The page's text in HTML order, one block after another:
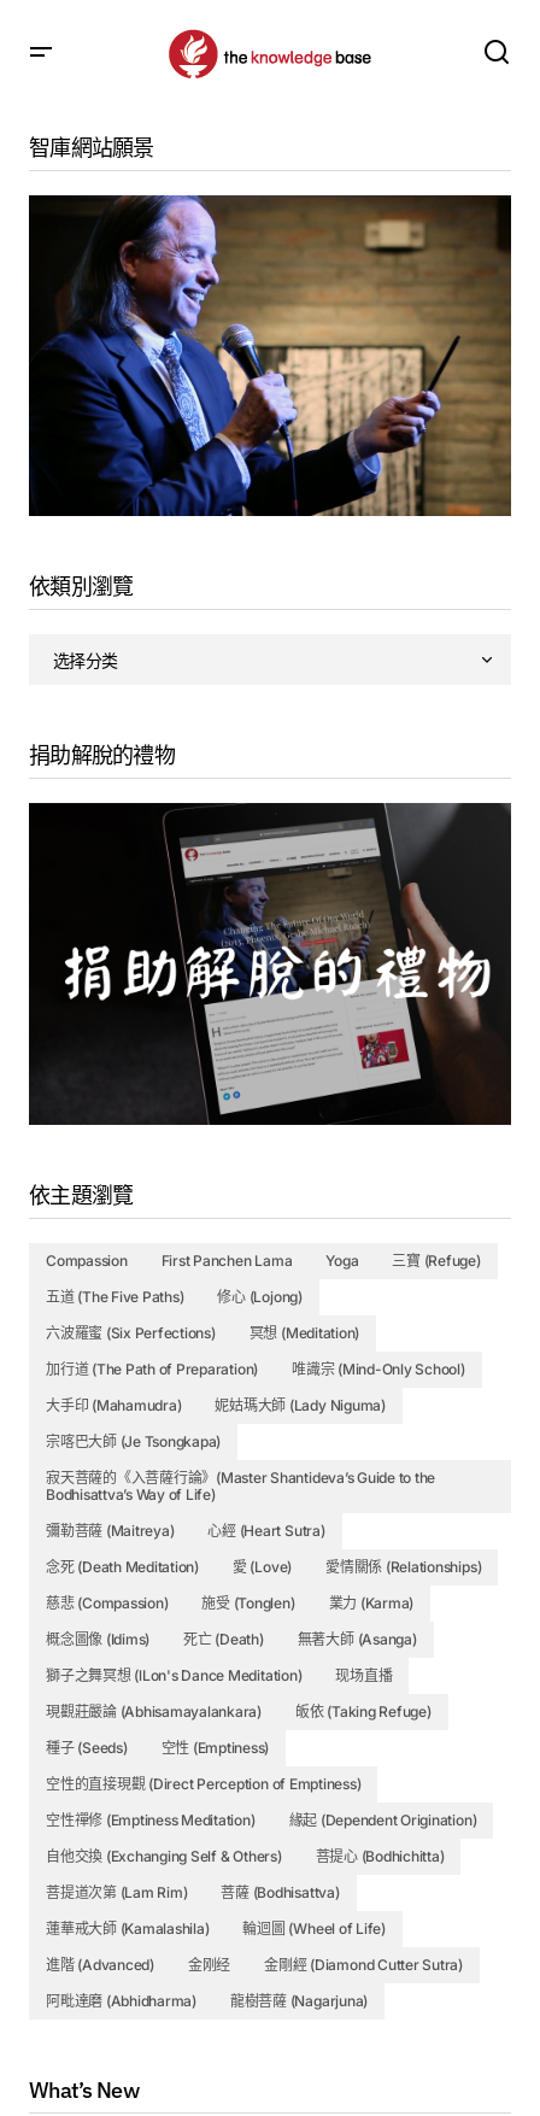
(2022, Arizona)
智庫網站願景
依類別瀏覽
捐助解脫的禮物
依主題瀏覽
Compassion First Panchen Lama Yoga
三寶 (Refuge)
五道 (The Five Paths)
修心 (Lojong)
六波羅蜜 (Six Perfections)
冥想 (Meditation)
加行道 (The Path of Preparation)
唯識宗 (Mind-Only School)
大手印 (Mahamudra)
妮姑瑪大師 (Lady Niguma)
宗喀巴大師 (Je Tsongkapa)
寂天菩薩的《入菩薩行論》(Master Shantideva’s Guide to the
Bodhisattva’s Way of Life)
彌勒菩薩 (Maitreya)
心經 (Heart Sutra)
念死 (Death Meditation)
愛 (Love)
愛情關係 (Relationships)
慈悲 (Compassion)
施受 (Tonglen)
業力 (Karma)
概念圖像 (Idims)
死亡 (Death)
無著大師 (Asanga)
獅子之舞冥想 (lLon's Dance Meditation)
现场直播
現觀莊嚴論 (Abhisamayalankara)
皈依 (Taking Refuge)
種子 (Seeds)
空性 (Emptiness)
空性的直接現觀 (Direct Perception of Emptiness)
空性禪修 (Emptiness Meditation)
緣起 (Dependent Origination)
自他交換 (Exchanging Self & Others)
菩提心 (Bodhichitta)
菩提道次第 (Lam Rim)
菩薩 (Bodhisattva)
蓮華戒大師 (Kamalashila)
輪迴圖 (Wheel of Life)
進階 (Advanced)
金刚经
金剛經 (Diamond Cutter Sutra)
阿毗達磨 (Abhidharma)
龍樹菩薩 (Nagarjuna)
What’s New